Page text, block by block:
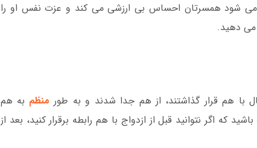
شود همسرتان احساس بی ارزشی می کند و عزت نفس او را
دهید.
هم قرار گذاشتند، از هم جدا شدند و به طور منظم به هم
که اگر نتوانید قبل از ازدواج با هم رابطه برقرار کنید، بعد از